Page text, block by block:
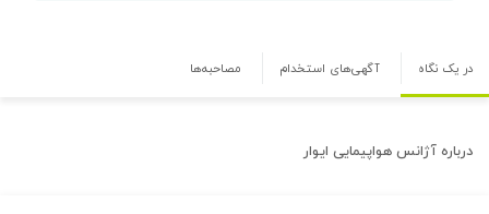
در یک نگاه آگهی‌های استخدام مصاحبه‌ها
درباره آژانس هواپیمایی ایوار